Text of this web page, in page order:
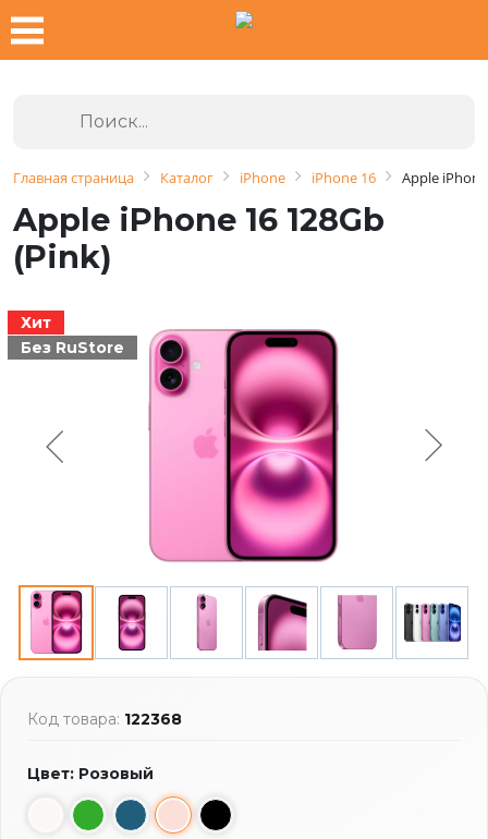
Главная страница Каталог iPhone iPhone 16 Apple
Apple iPhone 16 128Gb
(Pink)
Хит
Без RuStore
Код товара: 122368
Цвет: Розовый